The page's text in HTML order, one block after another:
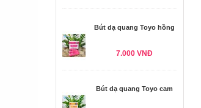
Bút dạ quang Toyo hồng
7.000 VNĐ
Bút dạ quang Toyo cam